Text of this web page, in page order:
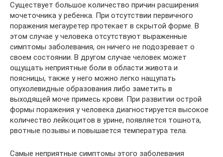
Существует большое количество причин расширения
мочеточника у ребенка. При отсутствии первичного
поражения мегауретер протекает в скрытой форме. В
этом случае у человека отсутствуют выраженные
симптомы заболевания, он ничего не подозревает о
своем состоянии. В другом случае человек может
ощущать неприятные боли в области живота и
поясницы, также у него можно легко нащупать
опухолевидные образования либо заметить в
выходящей моче примесь крови. При развитии острой
формы поражения у человека диагностируется высокое
количество лейкоцитов в урине, появляется тошнота,
рвотные позывы и повышается температура тела.
Самые неприятные симптомы этого заболевания